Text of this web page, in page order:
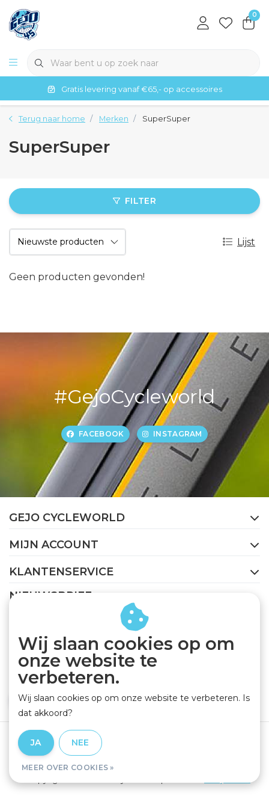
0
Gratis levering vanaf €65,- op accessoires
Terug naar home Merken SuperSuper
SuperSuper
FILTER
Lijst
Geen producten gevonden!
#GejoCycleworld
FACEBOOK INSTAGRAM
GEJO CYCLEWORLD
MIJN ACCOUNT
KLANTENSERVICE
NIEUWSBRIEF
Abonneer je op onze nieuwsbrief om op de hoogte te
ABONNEER
Algemene voorwaarden
Wij slaan cookies op om
onze website te
verbeteren.
Wij slaan cookies op om onze website te verbeteren. Is
dat akkoord?
JA NEE
MEER OVER COOKIES »